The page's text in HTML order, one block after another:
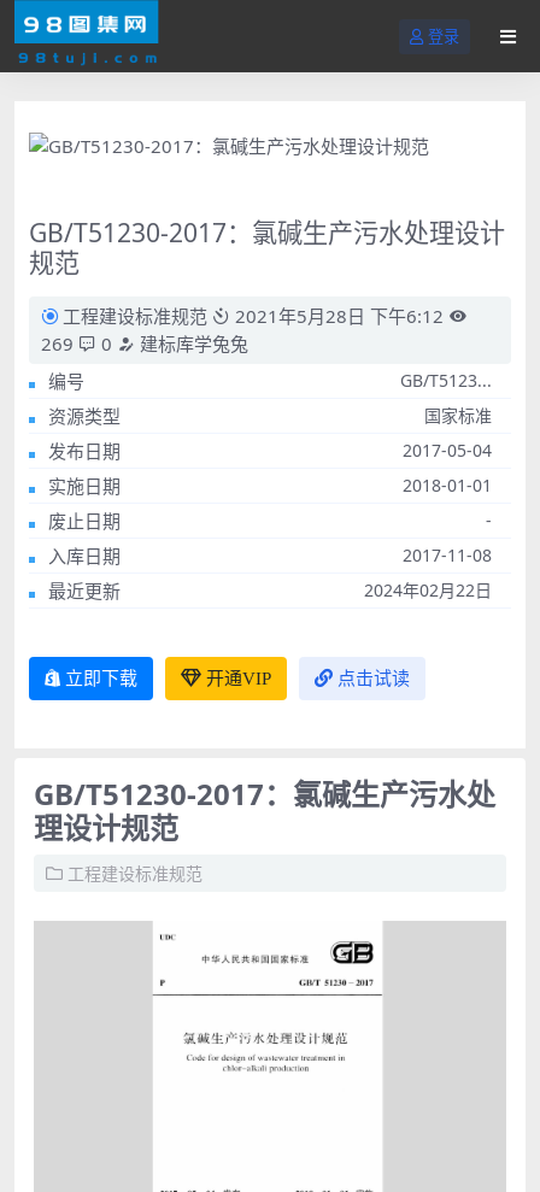
登录
GB/T51230-2017：氯碱生产污水处理设计
规范
工程建设标准规范
2021年5月28日 下午6:12
269
0
建标库学兔兔
编号
GB/T5123...
资源类型 国家标准
发布日期 2017-05-04
实施日期 2018-01-01
废止日期 -
入库日期 2017-11-08
最近更新 2024年02月22日
立即下载 开通VIP 点击试读
GB/T51230-2017：氯碱生产污水处
理设计规范
工程建设标准规范